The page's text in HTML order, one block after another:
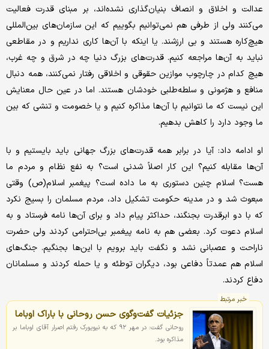
عدالت و اخلاق و انصاف بنیان‌گذاری نشده‌اند، بر مبنای قدرت فعالیت
می‌کنند ولی از طرفی هم نمی‌توانیم بگوییم که این سازمان‌های بین‌المللی
هیچ‌کاره هستند و بی ارزشند. یا اینکه با آن‌ها کاری نداریم و در مقاطعی
نباید به آن‌ها مراجعه کنیم. قدرت‌های بزرگ دنیا چه در شرق و چه غرب،
هیچ کدام در چارچوب موازین حقوقی و اخلاقی رفتار نمی‌کنند، همه دنبال
منافع و هژمونی و سلطه‌طلبی خودشان هستند. اما در عین حال معنایش
این نیست که ما نتوانیم با آن‌ها مذاکره کنیم و یا خصومت و تنشی که بین
ما وجود دارد را کاهش بدهیم.
او ادامه داد: آیا در برابر همه قدرت‌های بزرگ جهانی باید بایستیم و با
آن‌ها مقابله کنیم؟ این کار اصلاً شدنی است؟ به نفع نظام و مردم ما
هست؟ اسلام چنین دستوری به ما داده است؟ پیغمبر اسلام(ص) وقتی
مبعوث شد و در مدینه حکومت تشکیل داد، مردم مسلمان را بسیج نکرد
که با دو ابرقدرت بجنگند، حداکثر پیام داد و برای آن‌ها نامه فرستاد و به
اسلام دعوت کرد. بعضی هم به نامه پیغمبر بی‌احترامی کردند ولی حضرت
ناراحت و عصبانی نشد و نگفت باید برویم با این‌ها بجنگیم. جنگ‌های
اسلام هم عمدتاً دفاعی بود، دیگران توطئه و یا حمله کردند و مسلمانان
دفاع کردند.
خبر مرتبط
جزئیات گفت‌وگوی حسن روحانی با باراک اوباما
روحانی گفت: در مهر ۹۲ که به نیویورک رفتم اصرار آقای اوباما بر
مذاکره بود.